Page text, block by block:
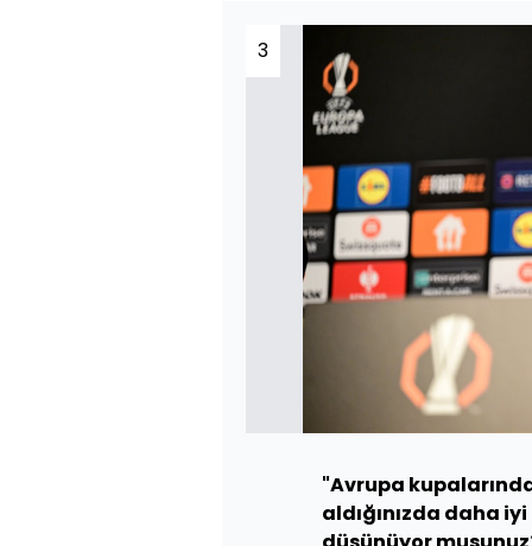
3
"Avrupa
aldığınızda daha